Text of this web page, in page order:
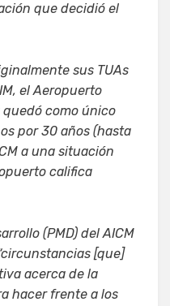
que decidió el
sus TUAs
el Aeropuerto
como único
por 30 años (hasta
a una situación
califica
(PMD) del AICM
[que]
acerca de la
hacer frente a los